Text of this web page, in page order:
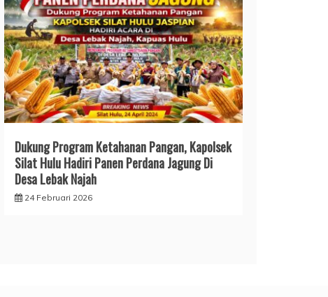
Dukung Program Ketahanan Pangan, Kapolsek
Silat Hulu Hadiri Panen Perdana Jagung Di
Desa Lebak Najah
24 Februari 2026